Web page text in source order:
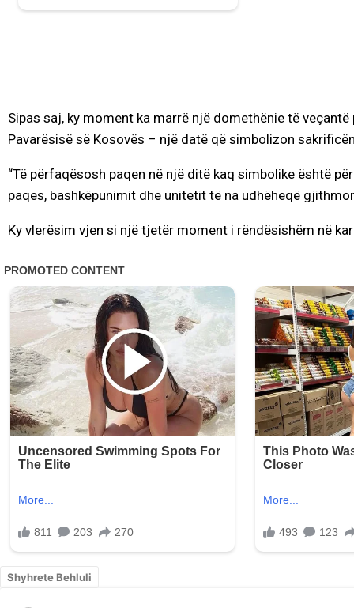
Sipas saj, ky moment ka marrë një domethënie të
Pavarësisë së Kosovës – një datë që simbolizon
“Të përfaqësosh paqen në një ditë kaq simbolike është
paqes, bashkëpunimit dhe unitetit të na udhëheqë
Ky vlerësim vjen si një tjetër moment i rëndësishëm në
Shyhrete Behluli